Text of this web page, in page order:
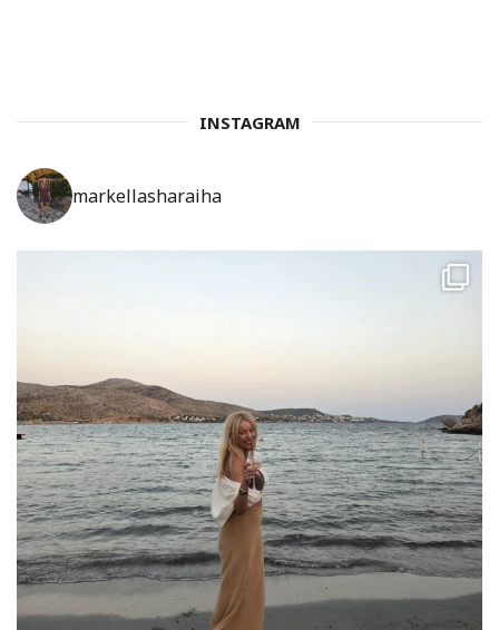
INSTAGRAM
markellasharaiha